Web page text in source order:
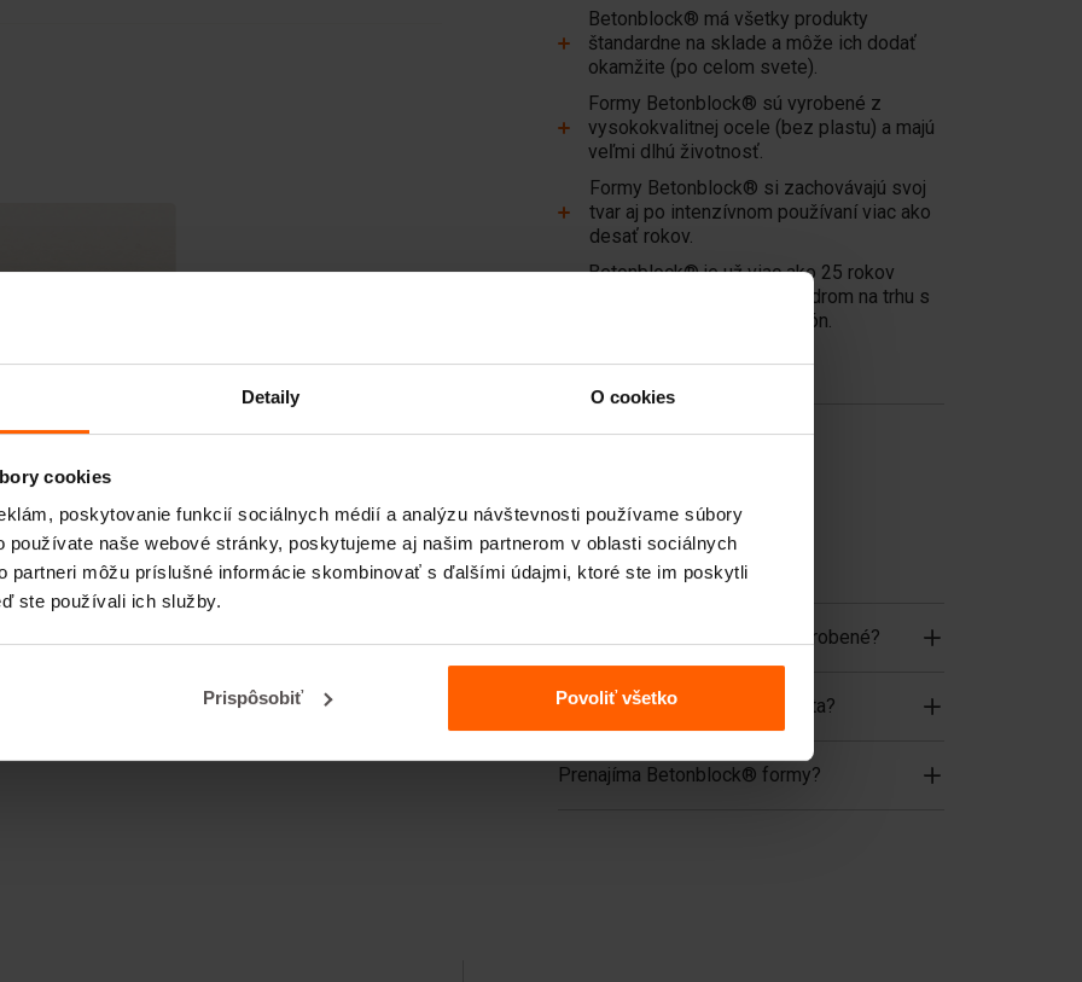
Detaily O cookies
cookies
poskytovanie funkcií sociálnych médií a analýzu návštevnosti používame súbory
používate naše webové stránky, poskytujeme aj našim partnerom v oblasti sociálnych
partneri môžu príslušné informácie skombinovať s ďalšími údajmi, ktoré ste im poskytli
ste používali ich služby.
Prispôsobiť Povoliť všetko
Betonblock® má všetky produkty
štandardne na sklade a môže ich dodať
okamžite (po celom svete).
Formy Betonblock® sú vyrobené z
vysokokvalitnej ocele (bez plastu) a majú
veľmi dlhú životnosť.
Formy Betonblock® si zachovávajú svoj
tvar aj po intenzívnom používaní viac ako
desať rokov.
Betonblock® je už viac ako 25 rokov
spoľahlivým partnerom a lídrom na trhu s
oceľovými formami na betón.
Zdvíhacie zariadenia
Náhradné diely
Často kladené otázky
Z akého materiálu sú formy vyrobené?
Dodávate tovar do celého sveta?
Prenajíma Betonblock® formy?